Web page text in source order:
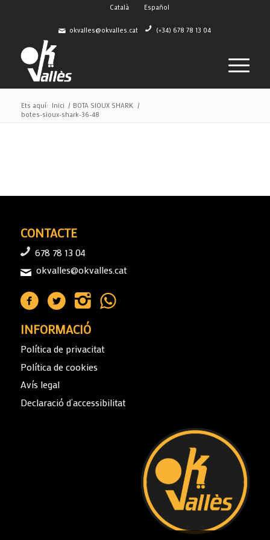
Català Español
okvalles@okvalles.cat (+34) 678 78 13 04
Ets aquí: Inici / BOTA SIOUX SHARK /
botes-sioux-shark-36-48
CONTACTE
678 78 13 04
okvalles@okvalles.cat
INFORMACIÓ
Política de privacitat
Política de cookies
Avís legal
Declaració d’accessibilitat